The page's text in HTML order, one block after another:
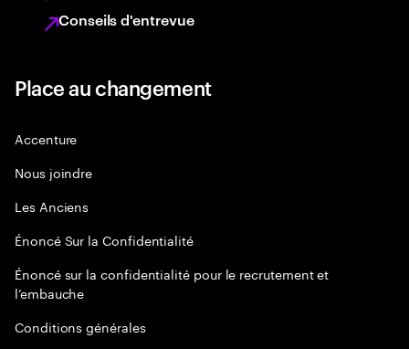
Conseils d'entrevue
Place au changement
Accenture
Nous joindre
Les Anciens
Énoncé Sur la Confidentialité
Énoncé sur la confidentialité pour le recrutement et
l’embauche
Conditions générales